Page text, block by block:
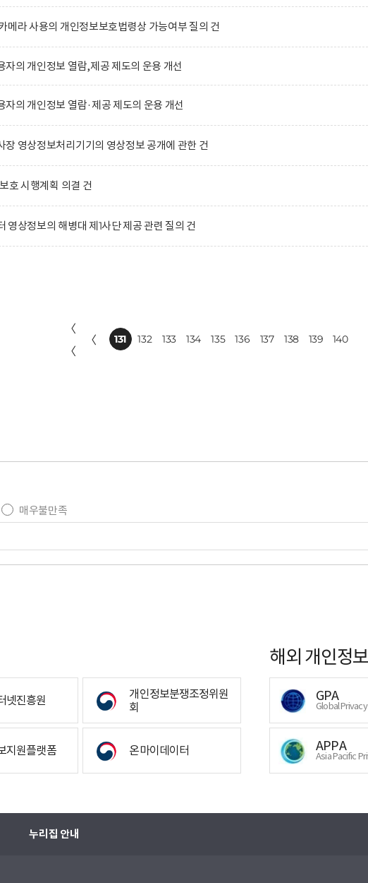
메라 사용의 개인정보보호법령상 가능여부 질의 건
자의 개인정보 열람,제공 제도의 운용 개선
자의 개인정보 열람·제공 제도의 운용 개선
장 영상정보처리기기의 영상정보 공개에 관한 건
호 시행계획 의결 건
영상정보의 해병대 제1사단 제공 관련 질의 건
〈
〈
〈 131 132 133 134 135 136 137 138 139 140
매우불만족
넷진흥원
개인정보분쟁조정위원
회
지원플랫폼 온마이데이터
해외 개인정
GPA
Global
APPA
Asia Pacific
누리집 안내